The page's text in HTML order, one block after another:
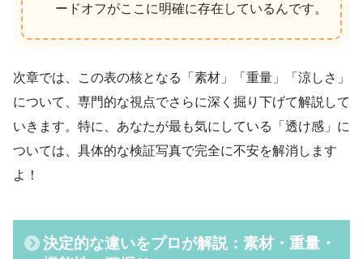
ードオフがここに明確に存在しているんです。
次章では、この表の核となる「素材」「重量」「涼しさ」
について、専門的な視点でさらに深く掘り下げて解説して
いきます。特に、あなたが最も気にしている「透け感」に
ついては、具体的な検証写真で完全に不安を解消します
よ！
決定的な違いをプロが解説：素材・重量・